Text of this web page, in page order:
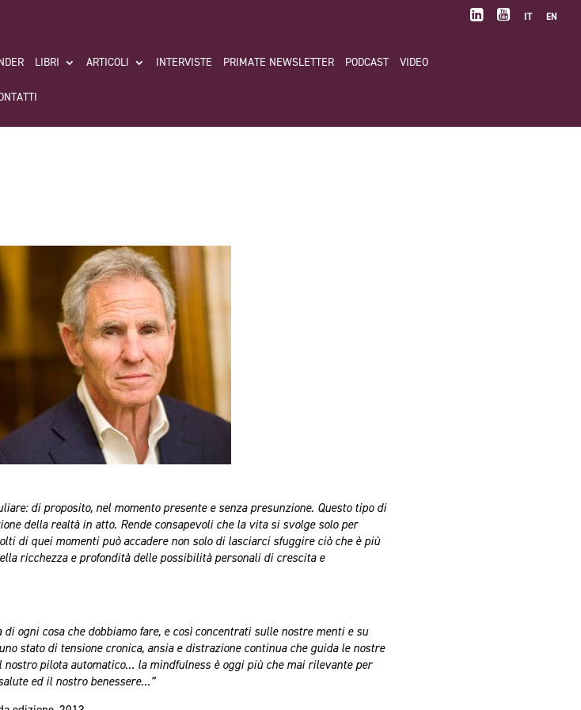
IT EN
LIBRI ARTICOLI INTERVISTE PRIMATE NEWSLETTER PODCAST VIDEO
di proposito, nel momento presente e senza presunzione. Questo tipo di
della realtà in atto. Rende consapevoli che la vita si svolge solo per
di quei momenti può accadere non solo di lasciarci sfuggire ciò che è più
ricchezza e profondità delle possibilità personali di crescita e
ogni cosa che dobbiamo fare, e così concentrati sulle nostre menti e su
stato di tensione cronica, ansia e distrazione continua che guida le nostre
pilota automatico… la mindfulness è oggi più che mai rilevante per
ed il nostro benessere…”